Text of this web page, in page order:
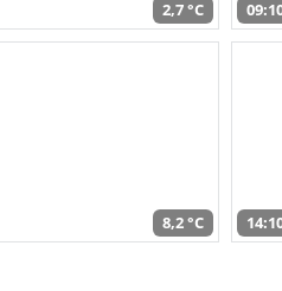
2,7 °C
8,2 °C